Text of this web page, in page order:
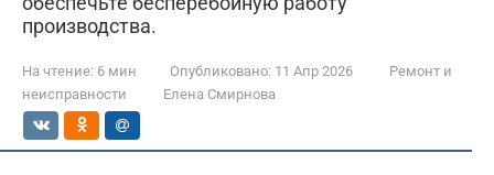
производства.
На чтение: 6 мин Опубликовано: 11 Апр 2026
Ремонт и
неисправности
Елена Смирнова